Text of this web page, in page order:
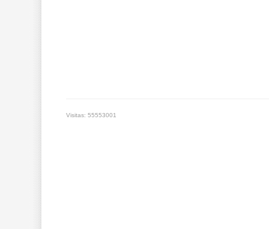
Visitas: 55553001